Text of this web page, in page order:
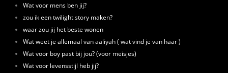
Wat voor mens ben jij?
zou ik een twilight story maken?
waar zou jij het beste wonen
Wat weet je allemaal van aaliyah ( wat vind je van haar )
Wat voor boy past bij jou? (voor meisjes)
Wat voor levensstijl heb jij?